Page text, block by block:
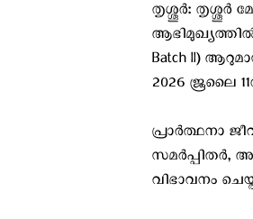
​തൃശ്ശൂർ: തൃശ്ശൂർ
ആഭിമുഖ്യത്തിൽ
Batch II)
2026 ജൂലൈ
പ്രാർത്ഥനാ
സമർപ്പിതർ,
വിഭാവനം